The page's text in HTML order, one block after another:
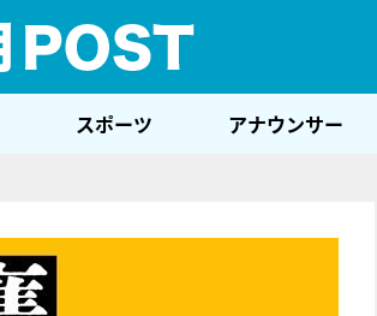
スポーツ アナウンサー